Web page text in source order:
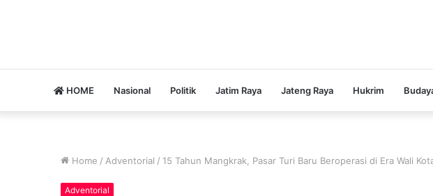
HOME Nasional Politik Jatim Raya Jateng Raya Hukrim
Home / Adventorial / 15 Tahun Mangkrak, Pasar Turi Baru Beroperasi di Era Wali
Adventorial